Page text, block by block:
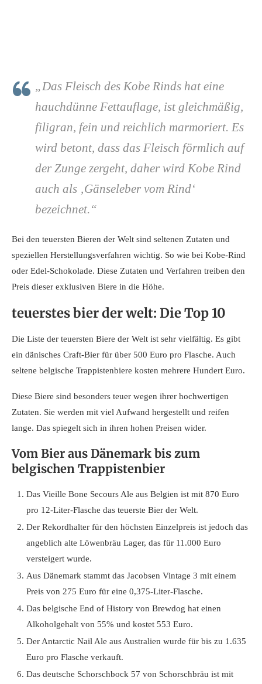
„Das Fleisch des Kobe Rinds hat eine
hauchdünne Fettauflage, ist gleichmäßig,
filigran, fein und reichlich marmoriert. Es
wird betont, dass das Fleisch förmlich auf
der Zunge zergeht, daher wird Kobe Rind
auch als ‚Gänseleber vom Rind‘
bezeichnet.“
Bei den teuersten Bieren der Welt sind seltenen Zutaten und
speziellen Herstellungsverfahren wichtig. So wie bei Kobe-Rind
oder Edel-Schokolade. Diese Zutaten und Verfahren treiben den
Preis dieser exklusiven Biere in die Höhe.
teuerstes bier der welt: Die Top 10
Die Liste der teuersten Biere der Welt ist sehr vielfältig. Es gibt
ein dänisches Craft-Bier für über 500 Euro pro Flasche. Auch
seltene belgische Trappistenbiere kosten mehrere Hundert Euro.
Diese Biere sind besonders teuer wegen ihrer hochwertigen
Zutaten. Sie werden mit viel Aufwand hergestellt und reifen
lange. Das spiegelt sich in ihren hohen Preisen wider.
Vom Bier aus Dänemark bis zum
belgischen Trappistenbier
Das Vieille Bone Secours Ale aus Belgien ist mit 870 Euro
pro 12-Liter-Flasche das teuerste Bier der Welt.
Der Rekordhalter für den höchsten Einzelpreis ist jedoch das
angeblich alte Löwenbräu Lager, das für 11.000 Euro
versteigert wurde.
Aus Dänemark stammt das Jacobsen Vintage 3 mit einem
Preis von 275 Euro für eine 0,375-Liter-Flasche.
Das belgische End of History von Brewdog hat einen
Alkoholgehalt von 55% und kostet 553 Euro.
Der Antarctic Nail Ale aus Australien wurde für bis zu 1.635
Euro pro Flasche verkauft.
Das deutsche Schorschbock 57 von Schorschbräu ist mit